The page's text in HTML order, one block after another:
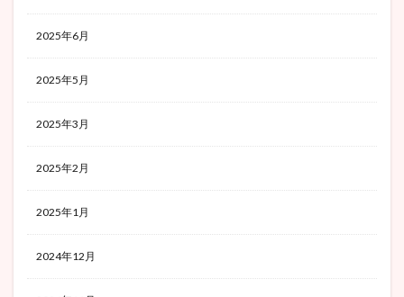
2025年6月
2025年5月
2025年3月
2025年2月
2025年1月
2024年12月